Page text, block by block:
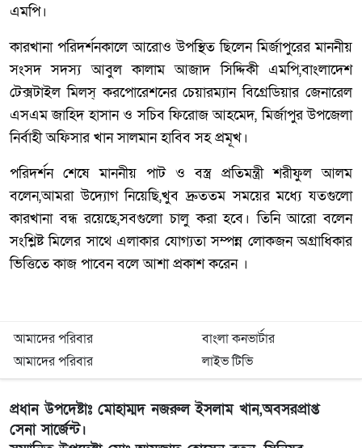
এমপি।
কারখানা পরিদর্শনকালে আরোও উপস্থিত ছিলেন মির্জাপুরের মাননীয়
সংসদ সদস্য আবুল কালাম আজাদ সিদ্দিকী এমপি,বাংলাদেশ
টেক্সটাইল মিলস্ করপোরেশনের চেয়ারম্যান বিগ্রেডিয়ার জেনারেল
এসএম জাহিদ হাসান ও সচিব ফিরোজ আহমেদ, মির্জাপুর উপজেলা
নির্বাহী অফিসার খান সালমান হাবিব সহ প্রমূখ।
পরিদর্শন শেষে মাননীয় পাট ও বস্ত্র প্রতিমন্ত্রী শরীফুল আলম
বলেন,আমরা উদ্যোগ নিয়েছি,খুব দ্রুততম সময়ের মধ্যে যতগুলো
কারখানা বন্ধ রয়েছে,সবগুলো চালু করা হবে। তিনি আরো বলেন
সংশ্লিষ্ট মিলের সাথে এলাকার যোগ্যতা সম্পন্ন লোকজন অগ্রাধিকার
ভিত্তিতে কাজ পাবেন বলে আশা প্রকাশ করেন ।
আমাদের পরিবার
বাংলা কনভার্টার
আমাদের পরিবার
লাইভ টিভি
প্রধান উপদেষ্টাঃ মোহাম্মদ নজরুল ইসলাম খান,অবসরপ্রাপ্ত
সেনা সার্জেন্ট।